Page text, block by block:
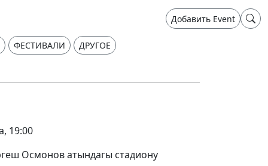
Добавить Event
ФЕСТИВАЛИ ДРУГОЕ
19:00
Осмонов атындагы стадиону